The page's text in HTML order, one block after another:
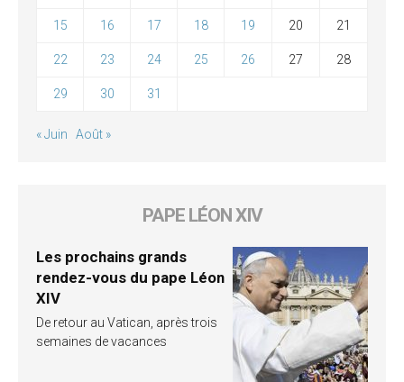
15 16 17 18 19 20 21
22 23 24 25 26 27 28
29 30 31
« Juin Août »
PAPE LÉON XIV
Les prochains grands
rendez-vous du pape Léon
XIV
De retour au Vatican, après trois
semaines de vacances